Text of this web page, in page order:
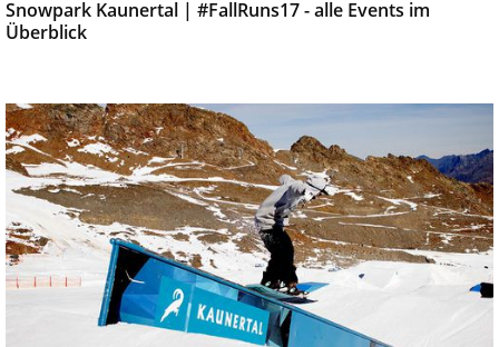
Snowpark Kaunertal | #FallRuns17 - alle Events im
Überblick